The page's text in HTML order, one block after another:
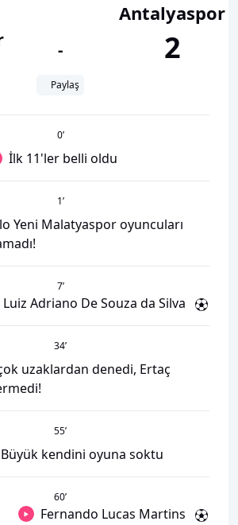
-
Paylaş
Antalyaspor
2
0’
İlk 11'ler belli oldu
1’
Yeni Malatyaspor oyuncuları
7’
Luiz Adriano De Souza da Silva
34’
uzaklardan denedi, Ertaç
55’
kendini oyuna soktu
60’
Fernando Lucas Martins